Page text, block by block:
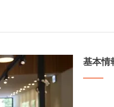
基本情